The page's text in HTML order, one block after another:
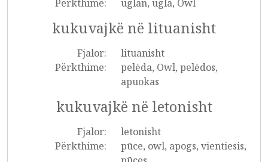
Përkthime:
uglan, ugla, Owl
kukuvajkë në lituanisht
Fjalor:
lituanisht
Përkthime:
pelėda, Owl, pelėdos,
apuokas
kukuvajkë në letonisht
Fjalor:
letonisht
Përkthime:
pūce, owl, apogs, vientiesis,